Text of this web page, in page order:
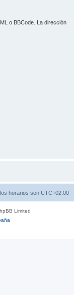
o BBCode. La dirección
horarios son UTC+02:00
Limited